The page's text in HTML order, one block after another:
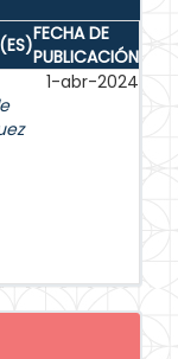
FECHA DE
PUBLICACIÓN
1-abr-2024